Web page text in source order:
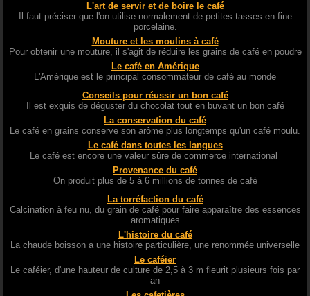
L'art de servir et de boire le café
Il faut préciser que l'on utilise normalement de petites tasses en fine
porcelaine.
Mouture et les moulins à café
Pour obtenir une mouture, il s'agit de réduire les grains de café en poudre
Le café en Amérique
L'Amérique est le principal consommateur de café au monde
Conseils pour réussir un bon café
Il est exquis de déguster du chocolat tout en buvant un bon café
La conservation du café
Le café en grains conserve son arôme plus longtemps qu'un café moulu.
Le café dans toutes les langues
Le café est encore une valeur sûre de commerce international
Provenance du café
On produit plus de 5 à 6 millions de tonnes de café
La torréfaction du café
Calcination à feu nu, du grain de café pour faire apparaître des essences
aromatiques
L'histoire du café
La chaude boisson a une histoire particulière, une renommée universelle
Le caféier
Le caféier, d'une hauteur de culture de 2,5 à 3 m fleurit plusieurs fois par
an